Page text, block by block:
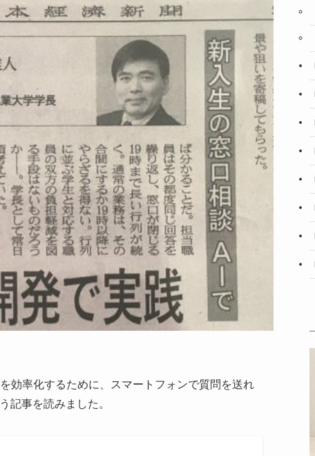
効率化するために、スマートフォンで質問を送れ
記事を読みました。